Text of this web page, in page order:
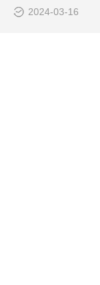
2024-03-16